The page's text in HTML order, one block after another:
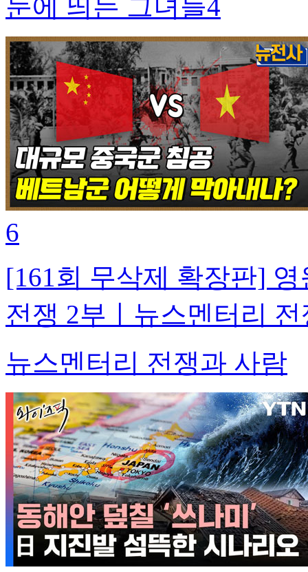
눈에 띄는 그녀들4
6
[161회 무삭제 확장판]
전쟁 2부ㅣ뉴스멘터리
뉴스멘터리 전쟁과 사람